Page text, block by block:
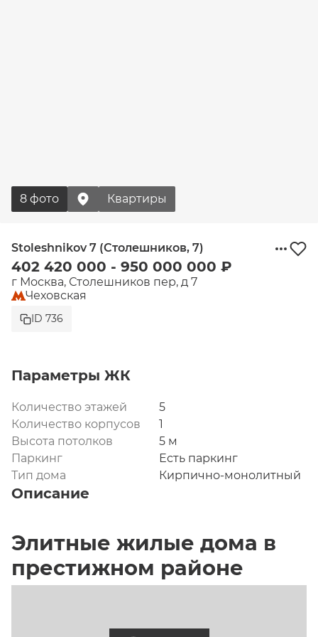
8 фото Квартиры
Stoleshnikov 7 (Столешников, 7)
402 420 000 - 950 000 000 ₽
г Москва, Столешников пер, д 7
Чеховская
ID 736
Параметры ЖК
Количество этажей
5
Количество корпусов
1
Высота потолков
5 м
Паркинг
Есть паркинг
Тип дома
Кирпично-монолитный
Описание
Элитные жилые дома в
престижном районе
Москвы